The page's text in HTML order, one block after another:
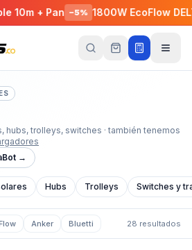
+ Pan −5 % 1800W EcoFlow
hubs, trolleys, switches · también tenemos
→
Hubs Trolleys Switches y
Anker Bluetti 28 resultados